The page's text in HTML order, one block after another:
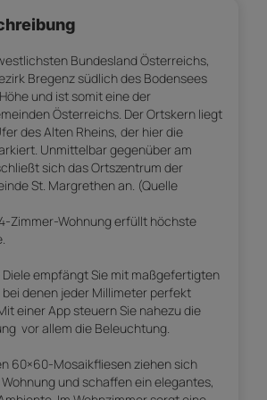
Bundesland Österreichs,
Bregenz südlich des Bodensees
und ist somit eine der
Österreichs. Der Ortskern liegt
des Alten Rheins, der hier die
Unmittelbar gegenüber am
sich das Ortszentrum der
St. Margrethen an. (Quelle
Zimmer-Wohnung erfüllt höchste
Diele empfängt Sie mit maßgefertigten
denen jeder Millimeter perfekt
einer App steuern Sie nahezu die
 vor allem die Beleuchtung.
60×60-Mosaikfliesen ziehen sich
und schaffen ein elegantes,